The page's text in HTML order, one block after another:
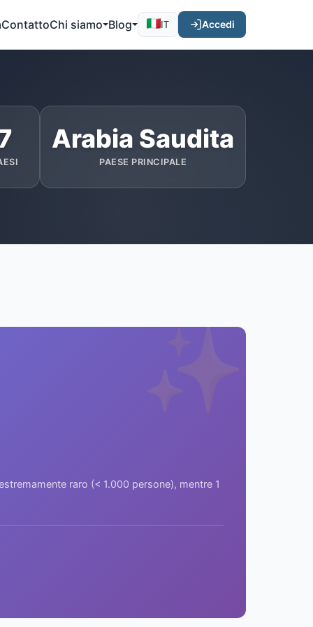
ContattoChi siamo Blog IT Accedi
Arabia Saudita
PAESE PRINCIPALE
✨
raro (< 1.000 persone), mentre 1